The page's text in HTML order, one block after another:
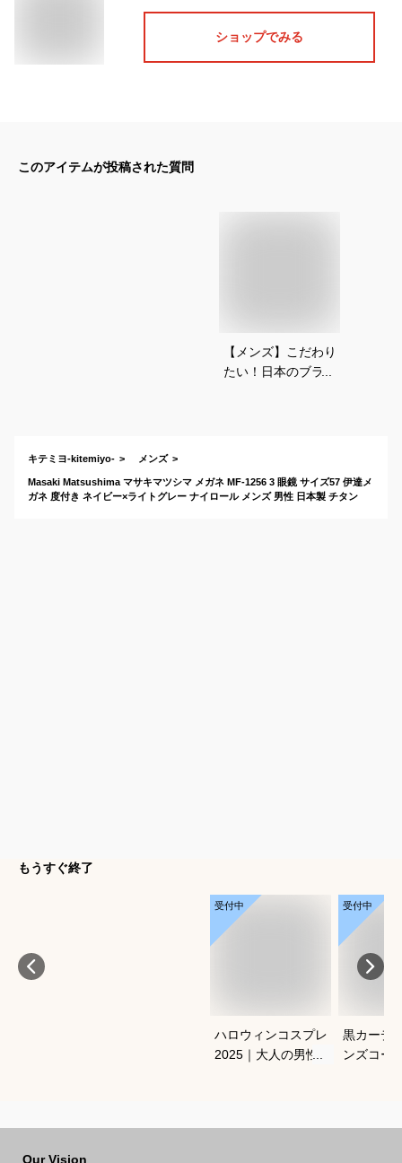
ショップでみる
このアイテムが投稿された質問
【メンズ】こだわり
たい！日本のブラン
キテミヨ-kitemiyo- メンズ
Masaki Matsushima マサキマツシマ メガネ MF-1256 3 眼鏡 サイズ57 伊達メ
ガネ 度付き ネイビー×ライトグレー ナイロール メンズ 男性 日本製 チタン
もうすぐ終了
受付中
ハロウィンコスプレ
2025｜大人の男性向
受付中
黒カーデ
ンズコー
Our Vision